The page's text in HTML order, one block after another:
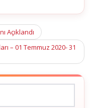
Açıklandı
– 01 Temmuz 2020- 31